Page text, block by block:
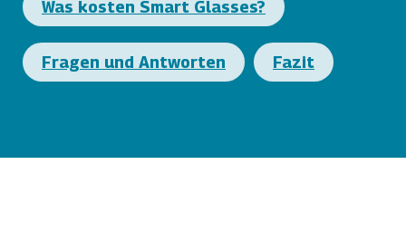
Was kosten Smart Glasses?
Fragen und Antworten Fazit